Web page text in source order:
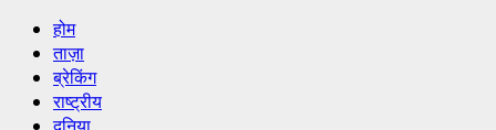
होम
ताज़ा
ब्रेकिंग
राष्ट्रीय